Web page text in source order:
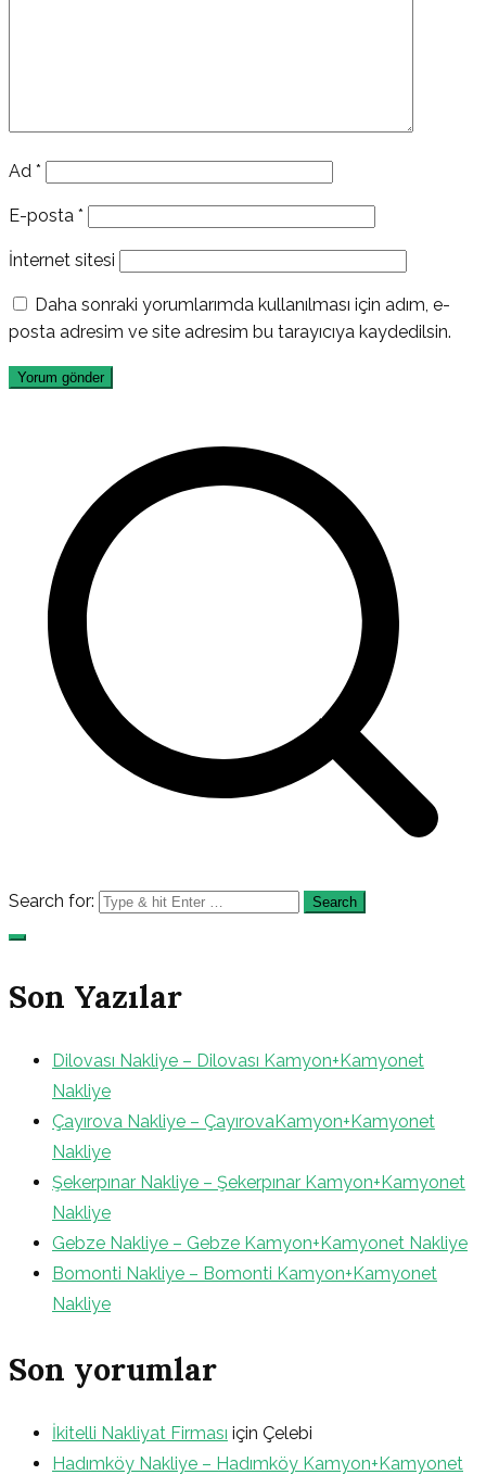
Ad *
E-posta *
İnternet sitesi
Daha sonraki yorumlarımda kullanılması için adım, e-
posta adresim ve site adresim bu tarayıcıya kaydedilsin.
Search for:
Son Yazılar
Dilovası Nakliye – Dilovası Kamyon+Kamyonet
Nakliye
Çayırova Nakliye – ÇayırovaKamyon+Kamyonet
Nakliye
Şekerpınar Nakliye – Şekerpınar Kamyon+Kamyonet
Nakliye
Gebze Nakliye – Gebze Kamyon+Kamyonet Nakliye
Bomonti Nakliye – Bomonti Kamyon+Kamyonet
Nakliye
Son yorumlar
İkitelli Nakliyat Firması için Çelebi
Hadımköy Nakliye – Hadımköy Kamyon+Kamyonet